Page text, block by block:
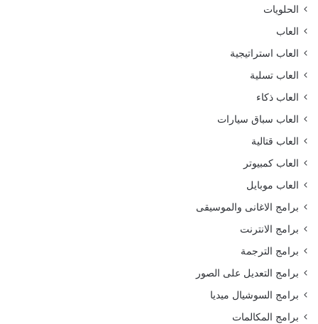
الحلويات
العاب
العاب استراتيجية
العاب تسلية
العاب ذكاء
العاب سباق سيارات
العاب قتالية
العاب كمبيوتر
العاب موبايل
برامج الاغانى والموسيقى
برامج الانترنت
برامج الترجمة
برامج التعديل على الصور
برامج السوشيال ميديا
برامج المكالمات